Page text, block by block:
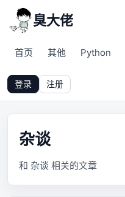
臭大佬
首页 其他 Python
登录 注册
杂谈
和 杂谈 相关的文章